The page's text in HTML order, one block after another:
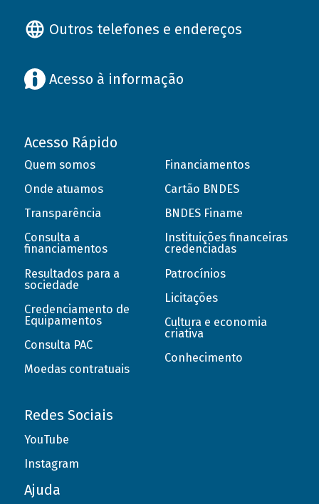
Outros telefones e endereços
Acesso à informação
Acesso Rápido
Quem somos
Onde atuamos
Transparência
Consulta a
financiamentos
Resultados para a
sociedade
Credenciamento de
Equipamentos
Consulta PAC
Moedas contratuais
Financiamentos
Cartão BNDES
BNDES Finame
Instituições financeiras
credenciadas
Patrocínios
Licitações
Cultura e economia
criativa
Conhecimento
Redes Sociais
YouTube
Instagram
Ajuda